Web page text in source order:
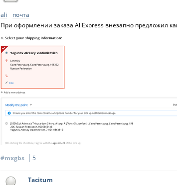
ali
почта
При оформлении заказа AliExpress внезапно предложил
#mxgbs 5
Taciturn